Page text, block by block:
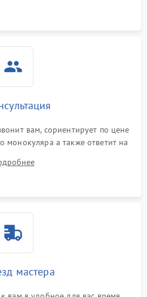
вам, сориентирует по цене
монокуляра а также ответит на
мастера